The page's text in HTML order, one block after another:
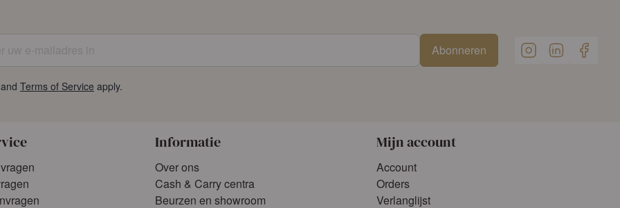
Abonneren
and Terms of Service apply.
Informatie
Over ons
Cash & Carry centra
Beurzen en showroom
Mijn account
Account
Orders
Verlanglijst